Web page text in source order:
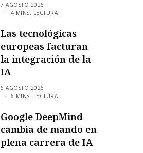
7 AGOSTO 2026
4 MINS. LECTURA
Las tecnológicas
europeas facturan
la integración de la
IA
6 AGOSTO 2026
6 MINS. LECTURA
Google DeepMind
cambia de mando en
plena carrera de IA